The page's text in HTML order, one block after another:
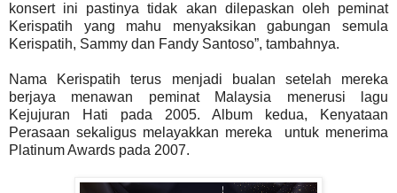
konsert ini pastinya tidak akan dilepaskan oleh peminat
Kerispatih yang mahu menyaksikan gabungan semula
Kerispatih, Sammy dan Fandy Santoso”, tambahnya.
Nama Kerispatih terus menjadi bualan setelah mereka
berjaya menawan peminat Malaysia menerusi lagu
Kejujuran Hati pada 2005. Album kedua, Kenyataan
Perasaan sekaligus melayakkan mereka untuk menerima
Platinum Awards pada 2007.